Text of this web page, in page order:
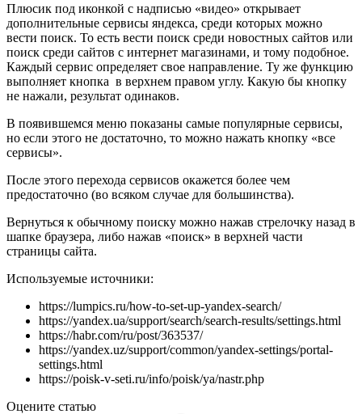
Плюсик под иконкой с надписью «видео» открывает
дополнительные сервисы яндекса, среди которых можно
вести поиск. То есть вести поиск среди новостных сайтов или
поиск среди сайтов с интернет магазинами, и тому подобное.
Каждый сервис определяет свое направление. Ту же функцию
выполняет кнопка в верхнем правом углу. Какую бы кнопку
не нажали, результат одинаков.
В появившемся меню показаны самые популярные сервисы,
но если этого не достаточно, то можно нажать кнопку «все
сервисы».
После этого перехода сервисов окажется более чем
предостаточно (во всяком случае для большинства).
Вернуться к обычному поиску можно нажав стрелочку назад в
шапке браузера, либо нажав «поиск» в верхней части
страницы сайта.
Используемые источники:
https://lumpics.ru/how-to-set-up-yandex-search/
https://yandex.ua/support/search/search-results/settings.html
https://habr.com/ru/post/363537/
https://yandex.uz/support/common/yandex-settings/portal-
settings.html
https://poisk-v-seti.ru/info/poisk/ya/nastr.php
Оцените статью